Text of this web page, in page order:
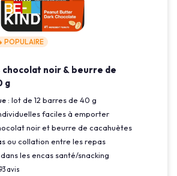
POPULAIRE
chocolat noir & beurre de
g
: lot de 12 barres de 40 g
faciles à emporter
noir et beurre de cacahuètes
ou collation entre les repas
les encas santé/snacking
avis